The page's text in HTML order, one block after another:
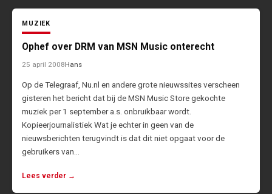
MUZIEK
Ophef over DRM van MSN Music onterecht
25 april 2008Hans
Op de Telegraaf, Nu.nl en andere grote nieuwssites verscheen
gisteren het bericht dat bij de MSN Music Store gekochte
muziek per 1 september a.s. onbruikbaar wordt.
Kopieerjournalistiek Wat je echter in geen van de
nieuwsberichten terugvindt is dat dit niet opgaat voor de
gebruikers van…
Lees verder →